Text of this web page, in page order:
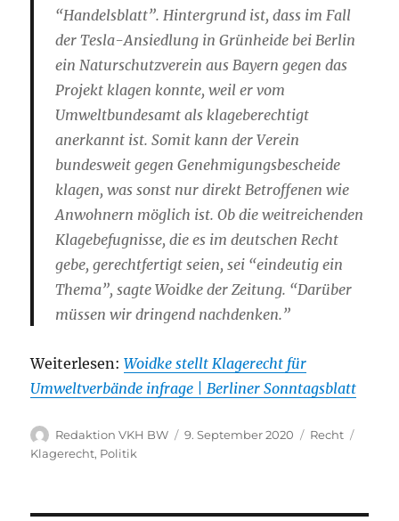
“Handelsblatt”. Hintergrund ist, dass im Fall
der Tesla-Ansiedlung in Grünheide bei Berlin
ein Naturschutzverein aus Bayern gegen das
Projekt klagen konnte, weil er vom
Umweltbundesamt als klageberechtigt
anerkannt ist. Somit kann der Verein
bundesweit gegen Genehmigungsbescheide
klagen, was sonst nur direkt Betroffenen wie
Anwohnern möglich ist. Ob die weitreichenden
Klagebefugnisse, die es im deutschen Recht
gebe, gerechtfertigt seien, sei “eindeutig ein
Thema”, sagte Woidke der Zeitung. “Darüber
müssen wir dringend nachdenken.”
Weiterlesen:Woidke stellt Klagerecht für
Umweltverbände infrage | Berliner Sonntagsblatt
Autor
Redaktion VKH BW
Veröffentlicht
9. September 2020 Kategorien
Recht
Klagerecht, Politik